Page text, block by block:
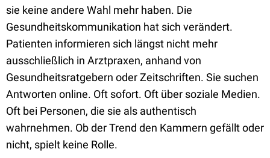
sie keine andere Wahl mehr haben. Die
Gesundheitskommunikation hat sich verändert.
Patienten informieren sich längst nicht mehr
ausschließlich in Arztpraxen, anhand von
Gesundheitsratgebern oder Zeitschriften. Sie suchen
Antworten online. Oft sofort. Oft über soziale Medien.
Oft bei Personen, die sie als authentisch
wahrnehmen. Ob der Trend den Kammern gefällt oder
nicht, spielt keine Rolle.